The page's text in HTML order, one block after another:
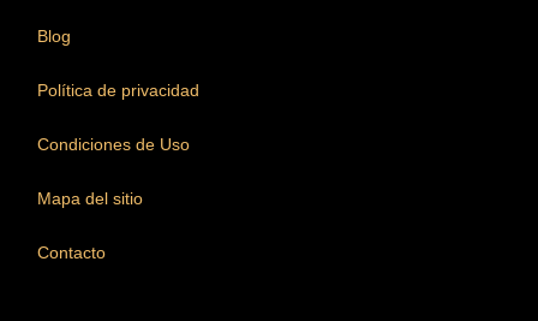
Blog
Política de privacidad
Condiciones de Uso
Mapa del sitio
Contacto